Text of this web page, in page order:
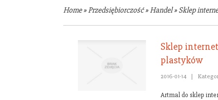
Home»Przedsiębiorczość»Handel» Sklep
Sklep
plastyków
2016-01-14 |
Artmal do sklep